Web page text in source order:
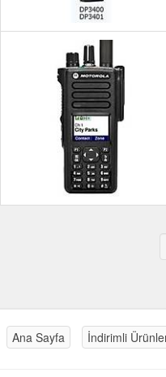
Ana Sayfa İndirimli